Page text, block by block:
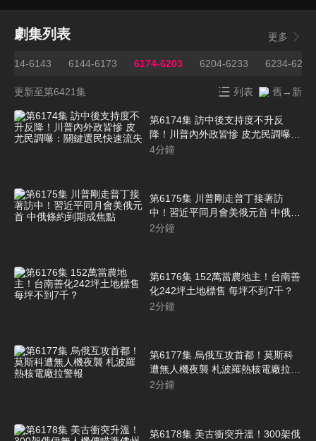
劇集列表 更多
6114-6143 6144-6173 6174-6203 6204-6233 6234-6263
更新至第6421集 列表 舊→新
第6174集 訪中後支持度不升反
降！川普內外政皆慘 皮尤民調曝：
關鍵選民快速流失
4分鐘
第6175集 川普剛走普丁接著訪
中！習近平同月會美俄元首 中俄條
約到期成焦點
2分鐘
第6176集 152萬當農地主！台南善
化242坪土地標售 每坪不到7千？
2分鐘
第6177集 烏俄互攻首都！莫斯科
遭無人機夜襲 札波羅熱核電廠拉警
報
2分鐘
第6178集 美古衝突升溫！300架俄